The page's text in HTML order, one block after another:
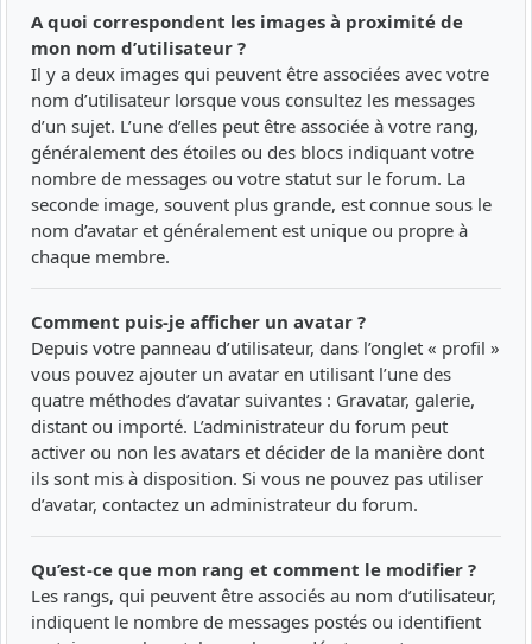
A quoi correspondent les images à proximité de
mon nom d’utilisateur ?
Il y a deux images qui peuvent être associées avec votre
nom d’utilisateur lorsque vous consultez les messages
d’un sujet. L’une d’elles peut être associée à votre rang,
généralement des étoiles ou des blocs indiquant votre
nombre de messages ou votre statut sur le forum. La
seconde image, souvent plus grande, est connue sous le
nom d’avatar et généralement est unique ou propre à
chaque membre.
Comment puis-je afficher un avatar ?
Depuis votre panneau d’utilisateur, dans l’onglet « profil »
vous pouvez ajouter un avatar en utilisant l’une des
quatre méthodes d’avatar suivantes : Gravatar, galerie,
distant ou importé. L’administrateur du forum peut
activer ou non les avatars et décider de la manière dont
ils sont mis à disposition. Si vous ne pouvez pas utiliser
d’avatar, contactez un administrateur du forum.
Qu’est-ce que mon rang et comment le modifier ?
Les rangs, qui peuvent être associés au nom d’utilisateur,
indiquent le nombre de messages postés ou identifient